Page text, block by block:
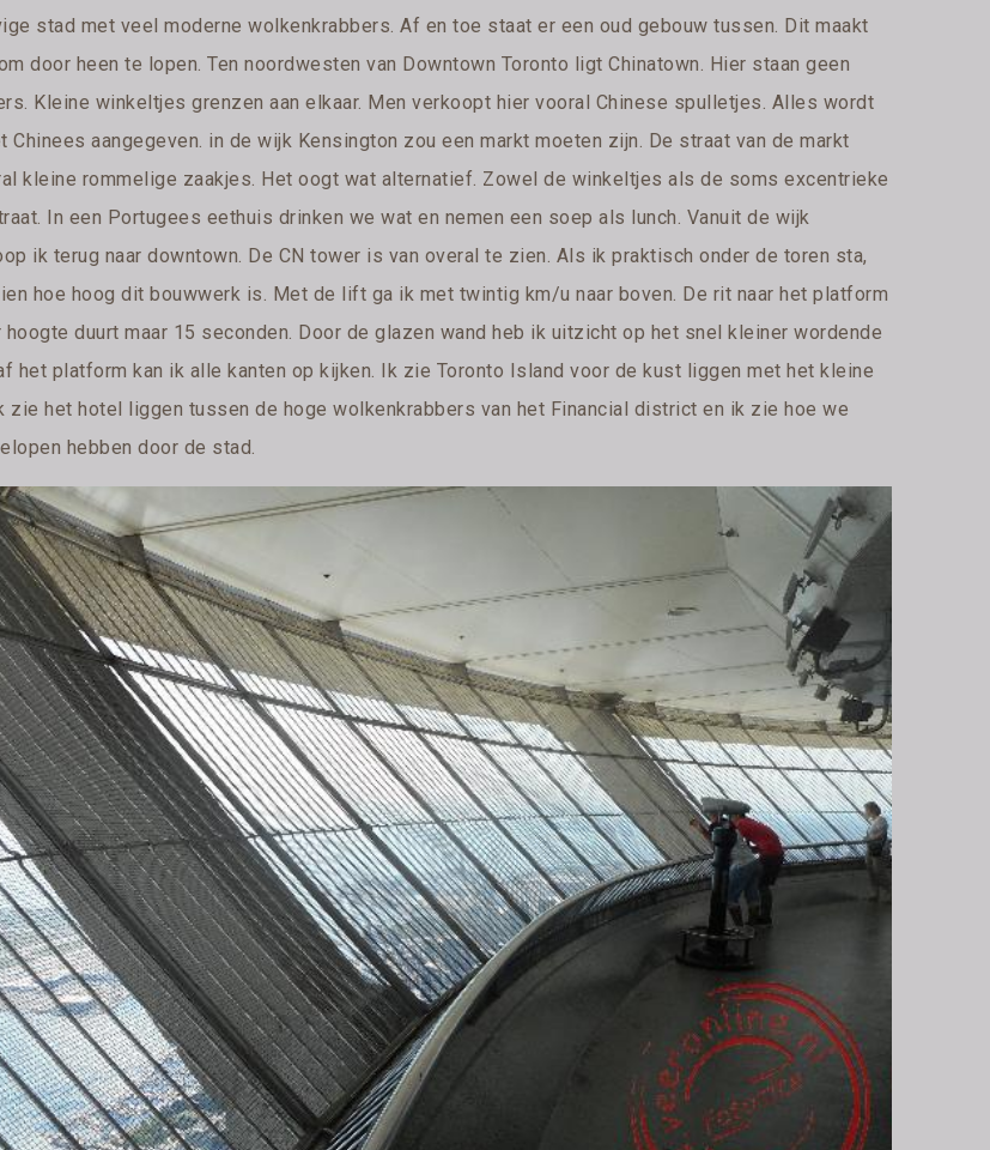
stad met veel moderne wolkenkrabbers. Af en toe staat er een oud gebouw tussen. Dit maakt
door heen te lopen. Ten noordwesten van Downtown Toronto ligt Chinatown. Hier staan geen
Kleine winkeltjes grenzen aan elkaar. Men verkoopt hier vooral Chinese spulletjes. Alles wordt
Chinees aangegeven. in de wijk Kensington zou een markt moeten zijn. De straat van de markt
kleine rommelige zaakjes. Het oogt wat alternatief. Zowel de winkeltjes als de soms excentrieke
In een Portugees eethuis drinken we wat en nemen een soep als lunch. Vanuit de wijk
ik terug naar downtown. De CN tower is van overal te zien. Als ik praktisch onder de toren sta,
hoe hoog dit bouwwerk is. Met de lift ga ik met twintig km/u naar boven. De rit naar het platform
duurt maar 15 seconden. Door de glazen wand heb ik uitzicht op het snel kleiner wordende
het platform kan ik alle kanten op kijken. Ik zie Toronto Island voor de kust liggen met het kleine
zie het hotel liggen tussen de hoge wolkenkrabbers van het Financial district en ik zie hoe we
hebben door de stad.